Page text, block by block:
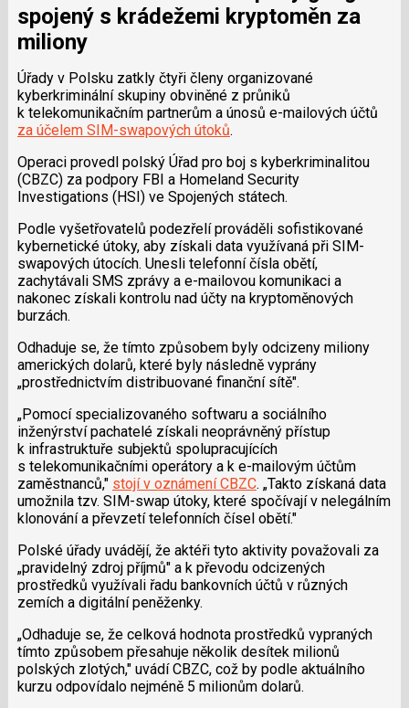
spojený s krádežemi kryptoměn za
miliony
Úřady v Polsku zatkly čtyři členy organizované
kyberkriminální skupiny obviněné z průniků
k telekomunikačním partnerům a únosů e-mailových účtů
za účelem SIM-swapových útoků.
Operaci provedl polský Úřad pro boj s kyberkriminalitou
(CBZC) za podpory FBI a Homeland Security
Investigations (HSI) ve Spojených státech.
Podle vyšetřovatelů podezřelí prováděli sofistikované
kybernetické útoky, aby získali data využívaná při SIM-
swapových útocích. Unesli telefonní čísla obětí,
zachytávali SMS zprávy a e-mailovou komunikaci a
nakonec získali kontrolu nad účty na kryptoměnových
burzách.
Odhaduje se, že tímto způsobem byly odcizeny miliony
amerických dolarů, které byly následně vyprány
„prostřednictvím distribuované finanční sítě".
„Pomocí specializovaného softwaru a sociálního
inženýrství pachatelé získali neoprávněný přístup
k infrastruktuře subjektů spolupracujících
s telekomunikačními operátory a k e-mailovým účtům
zaměstnanců," stojí v oznámení CBZC. „Takto získaná data
umožnila tzv. SIM-swap útoky, které spočívají v nelegálním
klonování a převzetí telefonních čísel obětí."
Polské úřady uvádějí, že aktéři tyto aktivity považovali za
„pravidelný zdroj příjmů" a k převodu odcizených
prostředků využívali řadu bankovních účtů v různých
zemích a digitální peněženky.
„Odhaduje se, že celková hodnota prostředků vypraných
tímto způsobem přesahuje několik desítek milionů
polských zlotých," uvádí CBZC, což by podle aktuálního
kurzu odpovídalo nejméně 5 milionům dolarů.